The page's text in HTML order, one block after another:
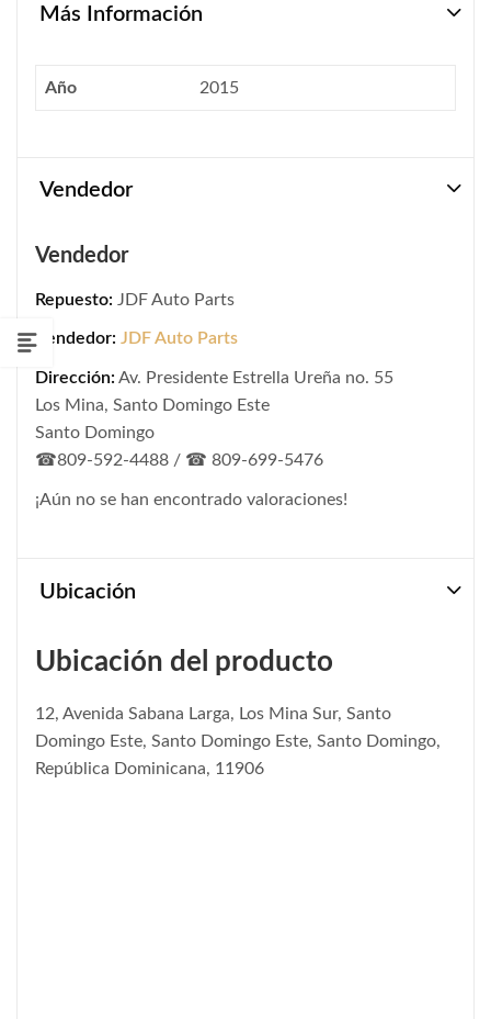
Más Información
Año 2015
Vendedor
Vendedor
Repuesto: JDF Auto Parts
Vendedor: JDF Auto Parts
Dirección: Av. Presidente Estrella Ureña no. 55
Los Mina, Santo Domingo Este
Santo Domingo
☎809-592-4488 / ☎ 809-699-5476
¡Aún no se han encontrado valoraciones!
Ubicación
Ubicación del producto
12, Avenida Sabana Larga, Los Mina Sur, Santo
Domingo Este, Santo Domingo Este, Santo Domingo,
República Dominicana, 11906